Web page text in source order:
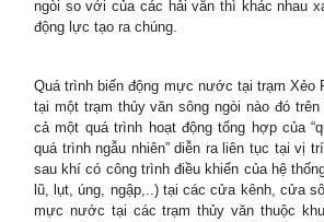
ngòi so với của các hải văn thì khác nhau
động lực tạo ra chúng.
Quá trình biến động mực nước tại trạm Xẻo
tại một trạm thủy văn sông ngòi nào đó
cả một quá trình hoạt động tổng hợp của
quá trình ngẫu nhiên” diễn ra liên tục tại vị
sau khí có công trình điều khiển của hệ
lũ, lụt, úng, ngập,..) tại các cửa kênh, cửa
mực nước tại các trạm thủy văn thuộc